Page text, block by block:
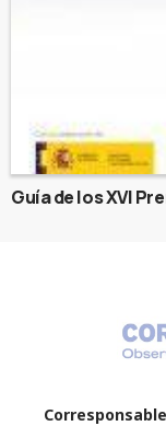
Guía de los XVI